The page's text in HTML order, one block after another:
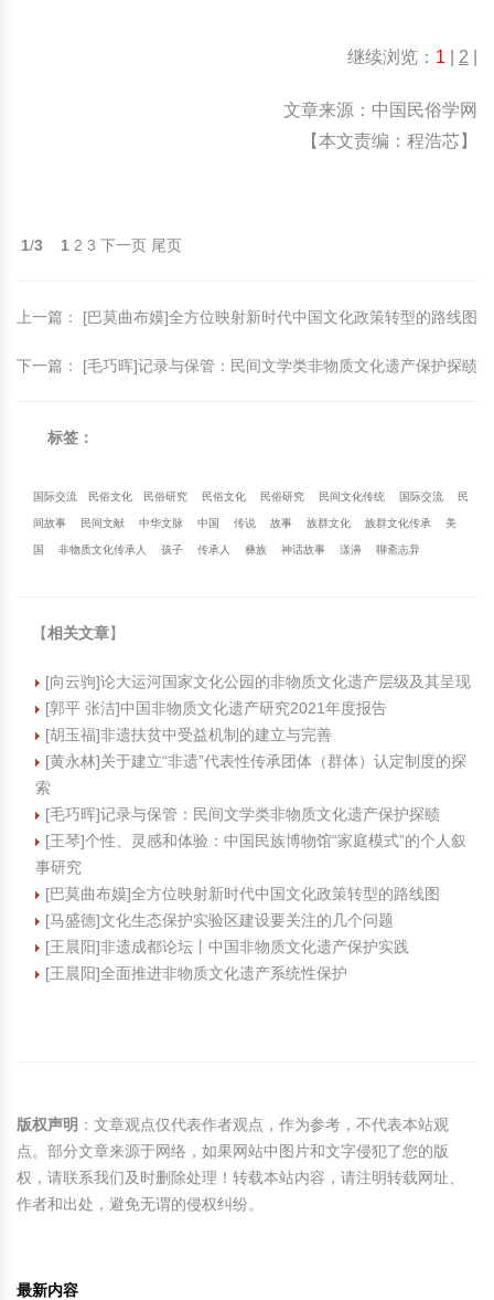
继续浏览： 1 2
文章来源：中国民俗学网
【本文责编：程浩芯】
1/3 1 2 3 下一页 尾页
上一篇 ： [巴莫曲布嫫]全方位映射新时代中国文化政策转型的路线图
下一篇 ： [毛巧晖]记录与保管：民间文学类非物质文化遗产保护探赜
标签：
国际交流 民俗文化 民俗研究 民俗文化 民俗研究 民间文化传统 国际交流 民
间故事 民间文献 中华文脉 中国 传说 故事 族群文化 族群文化传承 美
国 非物质文化传承人 孩子 传承人 彝族 神话故事 漾濞 聊斋志异
【相关文章】
[向云驹]论大运河国家文化公园的非物质文化遗产层级及其呈现
[郭平 张洁]中国非物质文化遗产研究2021年度报告
[胡玉福]非遗扶贫中受益机制的建立与完善
[黄永林]关于建立“非遗”代表性传承团体（群体）认定制度的探
索
[毛巧晖]记录与保管：民间文学类非物质文化遗产保护探赜
[王琴]个性、灵感和体验：中国民族博物馆“家庭模式”的个人叙
事研究
[巴莫曲布嫫]全方位映射新时代中国文化政策转型的路线图
[马盛德]文化生态保护实验区建设要关注的几个问题
[王晨阳]非遗成都论坛丨中国非物质文化遗产保护实践
[王晨阳]全面推进非物质文化遗产系统性保护
版权声明 ：文章观点仅代表作者观点，作为参考，不代表本站观
点。部分文章来源于网络，如果网站中图片和文字侵犯了您的版
权，请联系我们及时删除处理！转载本站内容，请注明转载网址、
作者和出处，避免无谓的侵权纠纷。
最新内容